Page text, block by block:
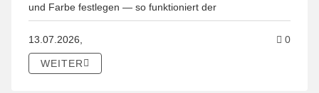
und Farbe festlegen — so funktioniert der
13.07.2026, 0
WEITER